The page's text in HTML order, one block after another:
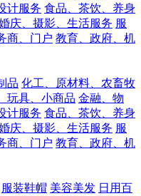
计服务 食品、茶饮、养身
庆、摄影、生活服务 服
商、门户 教育、政府、机
品 化工、原材料、农畜牧
玩具、小商品 金融、物
计服务 食品、茶饮、养身
庆、摄影、生活服务 服
商、门户 教育、政府、机
服装鞋帽 美容美发 日用百